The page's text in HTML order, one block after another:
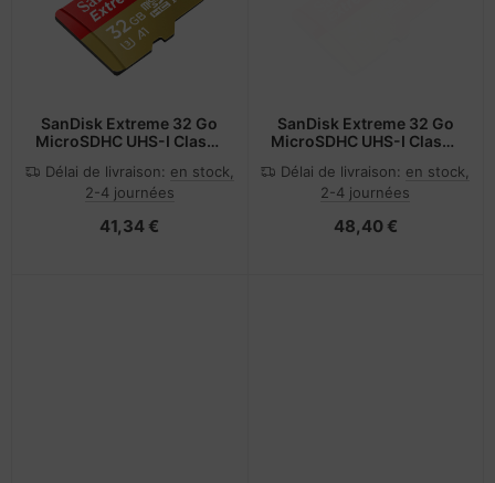
SanDisk Extreme 32 Go
MicroSDHC UHS-I Classe
Délai de livraison: en stock,
2-4 journées
41,34 €
SanDisk Extreme 32 Go
MicroSDHC UHS-I Classe
Délai de livraison: en stock,
2-4 journées
48,40 €